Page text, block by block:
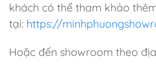
khách có thể tham khảo
tại: https://
Hoặc đến showroom theo